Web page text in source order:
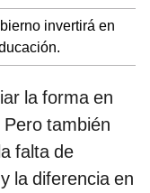
invertirá en
la forma en
también
falta de
la diferencia en